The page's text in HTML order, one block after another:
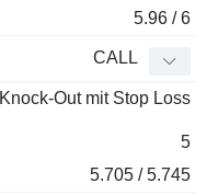
5.96 / 6
CALL
Knock-Out mit Stop Loss
5
5.705 / 5.745